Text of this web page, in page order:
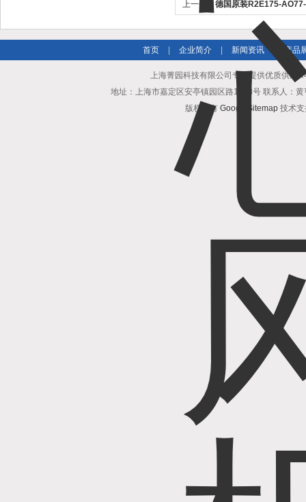
上一个：德国原装R2E175-
首页 企业简介 新闻资讯 产品
上海菁园科技有限公司专业提供优质供应
地址：上海市嘉定区安亭镇园区路1218号 联系人：
版权所有 GoogleSitemap技术支